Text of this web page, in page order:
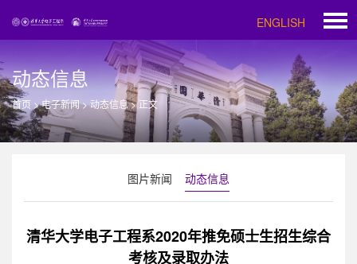
ENGLISH
动态信息
首页 >电子新闻>动态信息>正文
图片新闻 动态信息
清华大学电子工程系2020年推免硕士生招生综合
考核及录取办法